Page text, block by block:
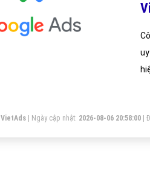
VietAds | Ngày cập nhật: 2026-08-06 20:58:00